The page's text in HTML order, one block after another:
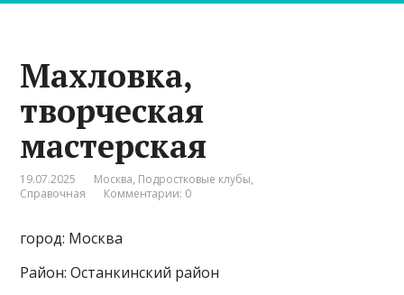
Махловка,
творческая
мастерская
19.07.2025 Москва, Подростковые клубы,
Справочная
Комментарии: 0
город: Москва
Район: Останкинский район